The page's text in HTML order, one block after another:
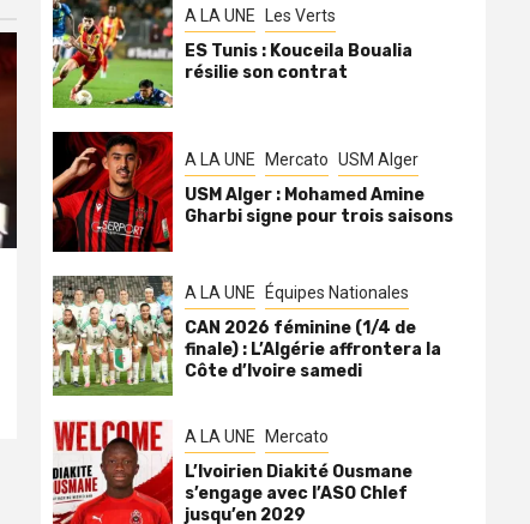
A LA UNE Les Verts
ES Tunis : Kouceila Boualia
résilie son contrat
A LA UNE Mercato USM Alger
USM Alger : Mohamed Amine
Gharbi signe pour trois saisons
A LA UNE Équipes Nationales
CAN 2026 féminine (1/4 de
finale) : L’Algérie affrontera la
Côte d’Ivoire samedi
A LA UNE Mercato
L’Ivoirien Diakité Ousmane
s’engage avec l’ASO Chlef
jusqu’en 2029